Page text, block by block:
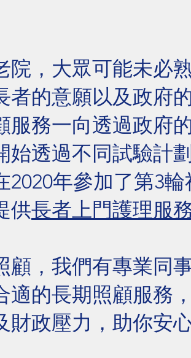
院，大眾可能未必
者的意願以及政府
服務一向透過政府
始透過不同試驗計
2020年參加了第3
供長者上門護理服
顧，我們有專業同
的長期照顧服務
政壓力，助你安